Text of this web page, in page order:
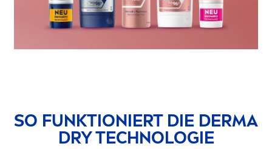
SO FUNKTIONIERT DIE DERMA
DRY TECHNOLOGIE